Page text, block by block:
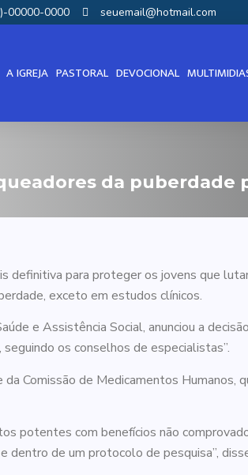
00000-0000 seuemail@hotmail.com
A IGREJA PASTORAL DEVOCIONAL
da puberdade
definitiva para proteger os jovens que
exceto em estudos clínicos.
e Assistência Social, anunciou a
os conselhos de especialistas”.
Comissão de Medicamentos Humanos,
potentes com benefícios não
dentro de um protocolo de pesquisa”,